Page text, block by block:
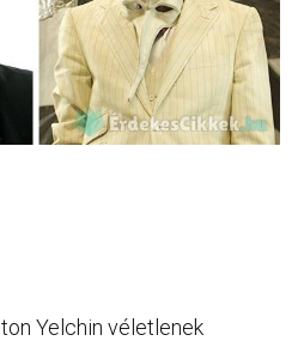
Yelchin véletlenek